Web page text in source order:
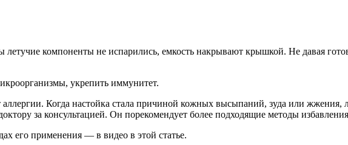
компоненты не испарились, емкость накрывают крышкой. Не давая
укрепить иммунитет.
Когда настойка стала причиной кожных высыпаний, зуда или жжения,
за консультацией. Он порекомендует более подходящие методы
его применения — в видео в этой статье.